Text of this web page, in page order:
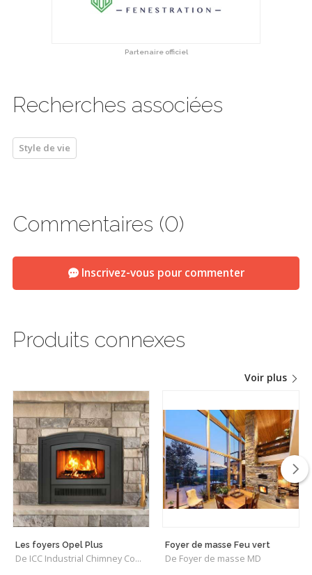
Partenaire officiel
Recherches associées
Style de vie
Commentaires (0)
Inscrivez-vous pour commenter
Produits connexes
Voir plus
Les foyers Opel Plus
De ICC Industrial Chimney Company Inc.
Foyer de masse Feu vert
De Foyer de masse MD